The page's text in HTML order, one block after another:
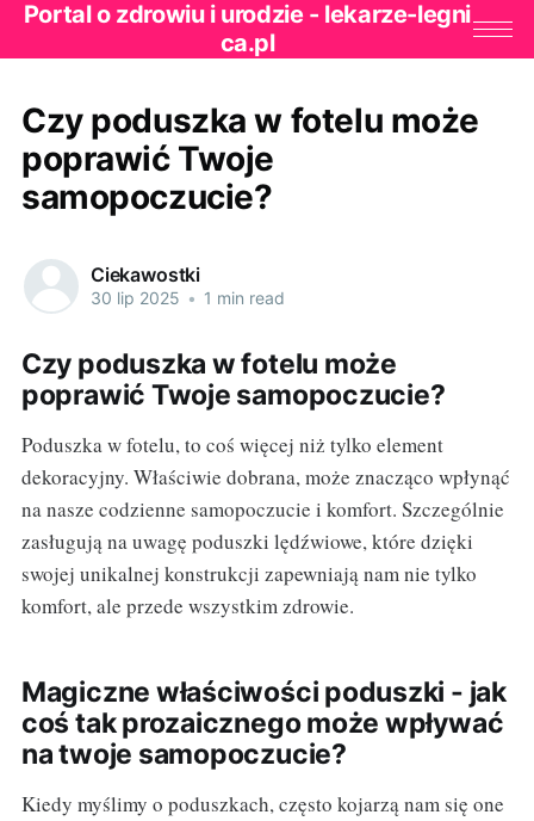
Portal o zdrowiu i urodzie - lekarze-legni
ca.pl
Czy poduszka w fotelu może
poprawić Twoje
samopoczucie?
Ciekawostki
30 lip 2025 • 1 min read
Czy poduszka w fotelu może
poprawić Twoje samopoczucie?
Poduszka w fotelu, to coś więcej niż tylko element
dekoracyjny. Właściwie dobrana, może znacząco wpłynąć
na nasze codzienne samopoczucie i komfort. Szczególnie
zasługują na uwagę poduszki lędźwiowe, które dzięki
swojej unikalnej konstrukcji zapewniają nam nie tylko
komfort, ale przede wszystkim zdrowie.
Magiczne właściwości poduszki - jak
coś tak prozaicznego może wpływać
na twoje samopoczucie?
Kiedy myślimy o poduszkach, często kojarzą nam się one